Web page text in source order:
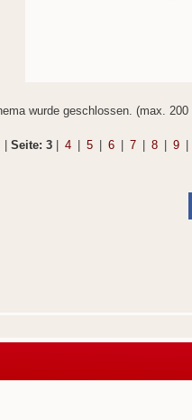
wurde geschlossen. (max. 200
Seite: 3 4 5 6 7 8 9